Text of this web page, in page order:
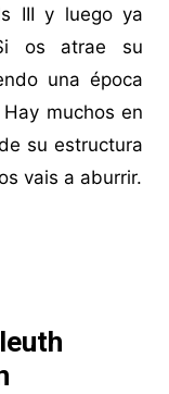
III y luego ya
os atrae su
una época
muchos en
su estructura
vais a aburrir.